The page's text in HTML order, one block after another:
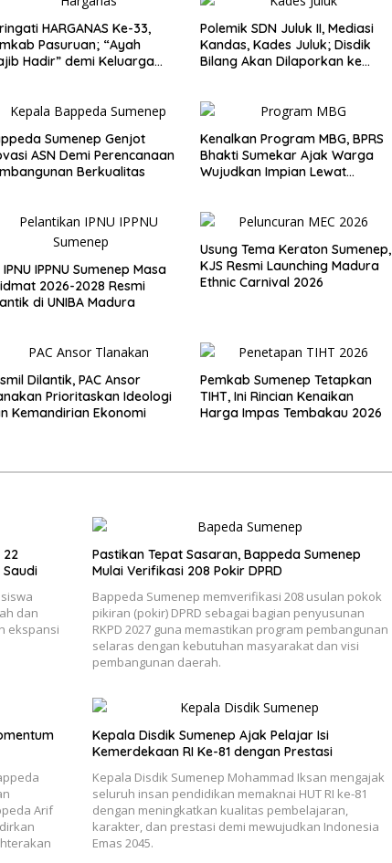
HARGANAS Ke-33,
Pasuruan; “Ayah
Hadir” demi Keluarga
Polemik SDN Juluk II, Mediasi
Kandas, Kades Juluk; Disdik
Bilang Akan Dilaporkan ke
Sumenep Genjot
ASN Demi Perencanaan
Berkualitas
Kenalkan Program MBG, BPRS
Bhakti Sumekar Ajak Warga
Wujudkan Impian Lewat
IPNU IPPNU Sumenep Masa
2026-2028 Resmi
di UNIBA Madura
Usung Tema Keraton Sumenep,
KJS Resmi Launching Madura
Ethnic Carnival 2026
Dilantik, PAC Ansor
Prioritaskan Ideologi
Kemandirian Ekonomi
Pemkab Sumenep Tetapkan
TIHT, Ini Rincian Kenaikan
Harga Impas Tembakau 2026
22
dan
ekspansi
Pastikan Tepat Sasaran, Bappeda Sumenep
Mulai Verifikasi 208 Pokir DPRD
Bappeda Sumenep memverifikasi 208 usulan pokok
pikiran (pokir) DPRD sebagai bagian penyusunan
RKPD 2027 guna memastikan program pembangunan
selaras dengan kebutuhan masyarakat dan visi
pembangunan daerah.
Arif
Kepala Disdik Sumenep Ajak Pelajar Isi
Kemerdekaan RI Ke-81 dengan Prestasi
Kepala Disdik Sumenep Mohammad Iksan mengajak
seluruh insan pendidikan memaknai HUT RI ke-81
dengan meningkatkan kualitas pembelajaran,
karakter, dan prestasi demi mewujudkan Indonesia
Emas 2045.